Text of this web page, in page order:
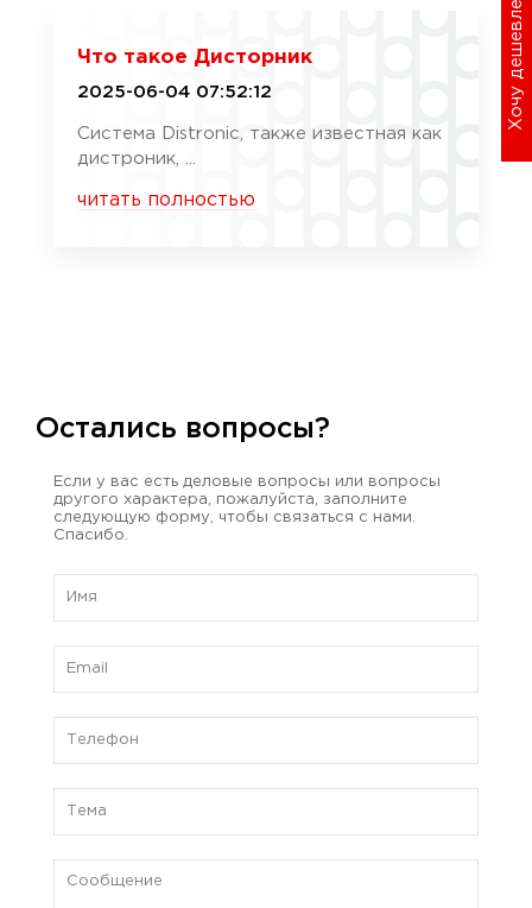
Хочу дешевле
Что такое Дисторник
2025-06-04 07:52:12
Система Distronic, также известная как
дистроник, ...
читать полностью
Остались вопросы?
Если у вас есть деловые вопросы или вопросы
другого характера, пожалуйста, заполните
следующую форму, чтобы связаться с нами.
Спасибо.